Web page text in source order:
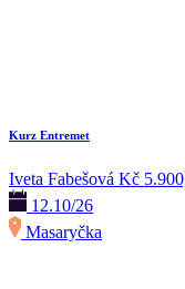
Kurz Entremet
Iveta Fabešová Kč
12.10/26
Masaryčka